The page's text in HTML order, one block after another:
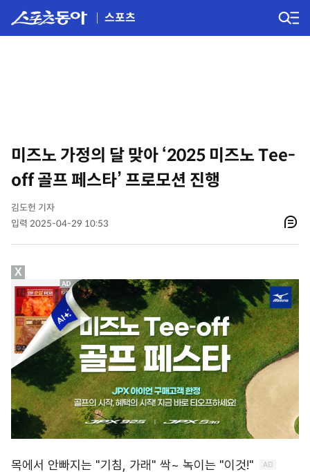
스포츠
미즈노 가정의 달 맞아 ‘2025 미즈노 Tee-
off 골프 페스타’ 프로모션 진행
김도헌 기자
입력 2025-04-29 10:53
X